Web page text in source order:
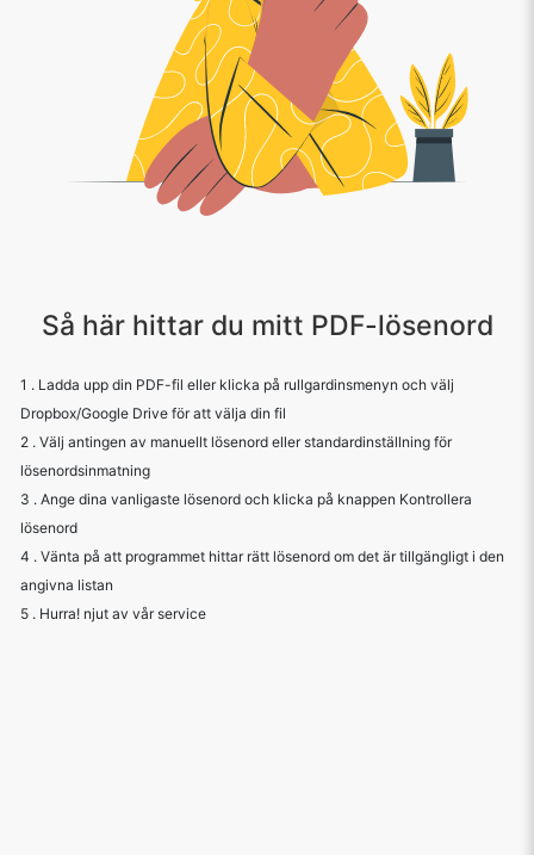
Så här hittar du mitt PDF-lösenord
1 . Ladda upp din PDF-fil eller klicka på rullgardinsmenyn och välj
Dropbox/Google Drive för att välja din fil
2 . Välj antingen av manuellt lösenord eller standardinställning för
lösenordsinmatning
3 . Ange dina vanligaste lösenord och klicka på knappen Kontrollera
lösenord
4 . Vänta på att programmet hittar rätt lösenord om det är tillgängligt i den
angivna listan
5 . Hurra! njut av vår service